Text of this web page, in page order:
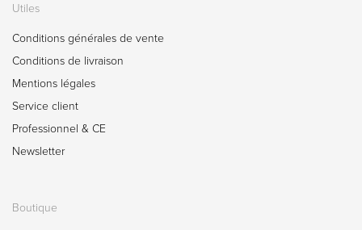
Utiles
Conditions générales de vente
Conditions de livraison
Mentions légales
Service client
Professionnel & CE
Newsletter
Boutique